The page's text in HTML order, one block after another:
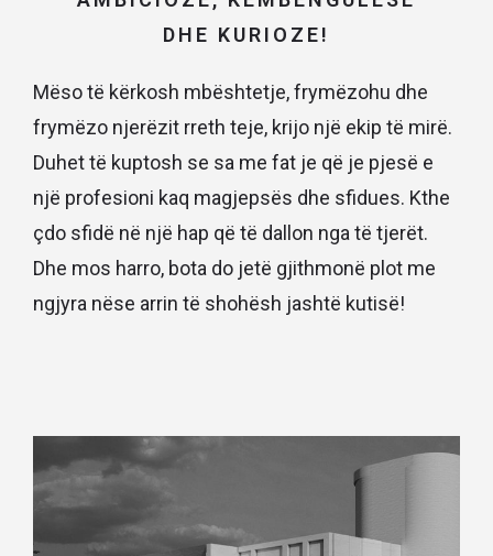
DHE KURIOZE!
Mëso të kërkosh mbështetje, frymëzohu dhe
frymëzo njerëzit rreth teje, krijo një ekip të mirë.
Duhet të kuptosh se sa me fat je që je pjesë e
një profesioni kaq magjepsës dhe sfidues. Kthe
çdo sfidë në një hap që të dallon nga të tjerët.
Dhe mos harro, bota do jetë gjithmonë plot me
ngjyra nëse arrin të shohësh jashtë kutisë!